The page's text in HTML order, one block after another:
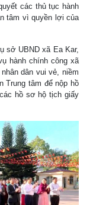
các thủ tục hành
tâm vì quyền lợi của
sở UBND xã Ea Kar,
hành chính công xã
dân vui vẻ, niềm
Trung tâm để nộp hồ
hồ sơ hộ tịch giấy